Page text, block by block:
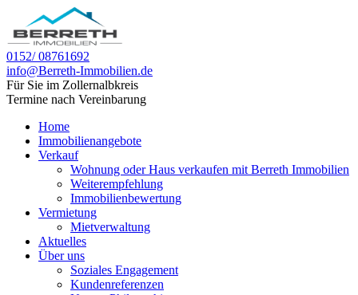
0152/ 08761692
info@Berreth-Immobilien.de
Für Sie im Zollernalbkreis
Termine nach Vereinbarung
Home
Immobilienangebote
Verkauf
Wohnung oder Haus verkaufen mit Berreth Immobilien
Weiterempfehlung
Immobilienbewertung
Vermietung
Mietverwaltung
Aktuelles
Über uns
Soziales Engagement
Kundenreferenzen